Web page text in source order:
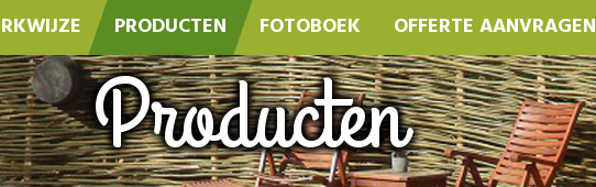
PRODUCTEN FOTOBOEK OFFERTE AANVRAGEN
Producten